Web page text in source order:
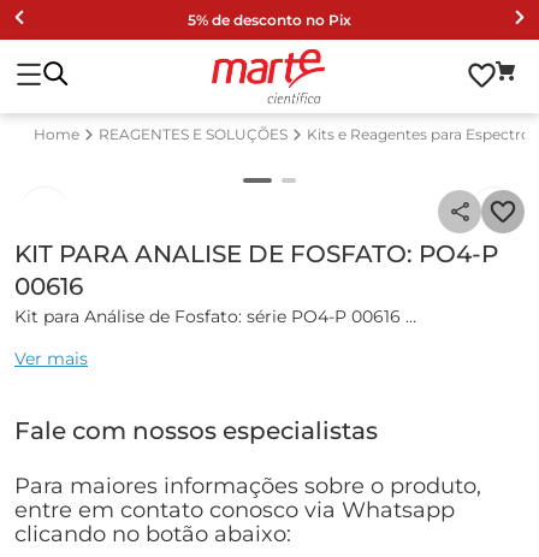
5% de desconto no Pix
REAGENTES E SOLUÇÕES Kits e Reagentes para
KIT PARA ANALISE DE FOSFATO: PO4-P
00616
Kit para Análise de Fosfato: série PO4-P 00616
Kit para Análise de Fosfato.
PO4-P
• Cubeta para análise: 16 mm
• Volume da Amostra necessário para análise: 0,2 mL
• Quantidade de Testes por Kit: 25
Ver mais
Fale com nossos especialistas
Para maiores informações sobre o produto,
entre em contato conosco via Whatsapp
clicando no botão abaixo: